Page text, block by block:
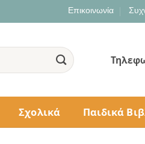
Επικοινωνία
Σχολικά Παιδικά